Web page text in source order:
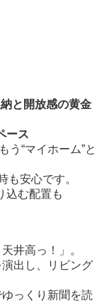
と開放感の黄金
ース
う“マイホーム”と
も安心です。
込む配置も
井高っ！」。
出し、リビング
っくり新聞を読